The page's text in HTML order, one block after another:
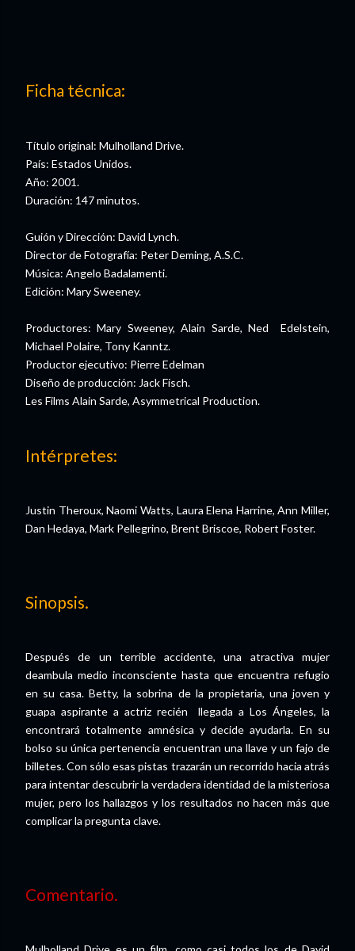
Ficha técnica:
Título original: Mulholland Drive.
País: Estados Unidos.
Año: 2001.
Duración: 147 minutos.
Guión y Dirección: David Lynch.
Director de Fotografía: Peter Deming, A.S.C.
Música: Angelo Badalamenti.
Edición: Mary Sweeney.
Productores: Mary Sweeney, Alain Sarde, Ned Edelstein,
Michael Polaire, Tony Kanntz.
Productor ejecutivo: Pierre Edelman
Diseño de producción: Jack Fisch.
Les Films Alain Sarde, Asymmetrical Production.
Intérpretes:
Justin Theroux, Naomi Watts, Laura Elena Harrine, Ann Miller,
Dan Hedaya, Mark Pellegrino, Brent Briscoe, Robert Foster.
Sinopsis.
Después de un terrible accidente, una atractiva mujer
deambula medio inconsciente hasta que encuentra refugio
en su casa. Betty, la sobrina de la propietaria, una joven y
guapa aspirante a actriz recién llegada a Los Ángeles, la
encontrará totalmente amnésica y decide ayudarla. En su
bolso su única pertenencia encuentran una llave y un fajo de
billetes. Con sólo esas pistas trazarán un recorrido hacia atrás
para intentar descubrir la verdadera identidad de la misteriosa
mujer, pero los hallazgos y los resultados no hacen más que
complicar la pregunta clave.
Comentario.